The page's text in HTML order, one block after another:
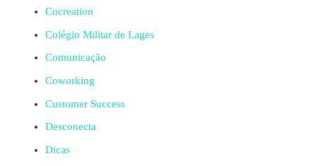
Cocreation
Colégio Militar de Lages
Comunicação
Coworking
Customer Success
Desconecta
Dicas